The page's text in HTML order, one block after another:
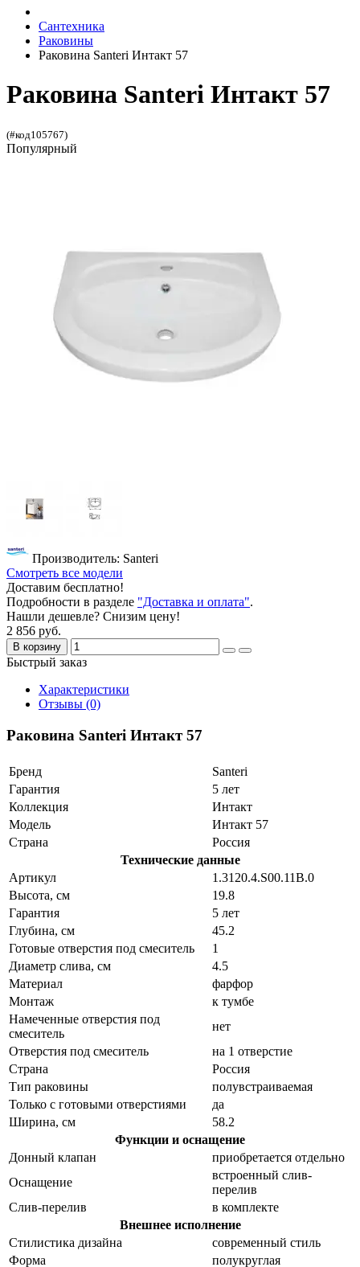
Сантехника
Раковины
Раковина Santeri Интакт 57
Раковина Santeri Интакт 57
(#код105767)
Популярный
Производитель: Santeri
Смотреть все модели
Доставим бесплатно!
Подробности в разделе "Доставка и оплата".
Нашли дешевле? Снизим цену!
2 856 руб.
В корзину
Быстрый заказ
Характеристики
Отзывы (0)
Раковина Santeri Интакт 57
Бренд
Santeri
Гарантия
5 лет
Коллекция
Интакт
Модель
Интакт 57
Страна
Россия
Технические данные
Артикул
1.3120.4.S00.11B.0
Высота, см
19.8
Гарантия
5 лет
Глубина, см
45.2
Готовые отверстия под смеситель
1
Диаметр слива, см
4.5
Материал
фарфор
Монтаж
к тумбе
Намеченные отверстия под
смеситель
нет
Отверстия под смеситель
на 1 отверстие
Страна
Россия
Тип раковины
полувстраиваемая
Только с готовыми отверстиями
да
Ширина, см
58.2
Функции и оснащение
Донный клапан
приобретается отдельно
Оснащение
встроенный слив-
перелив
Слив-перелив
в комплекте
Внешнее исполнение
Стилистика дизайна
современный стиль
Форма
полукруглая